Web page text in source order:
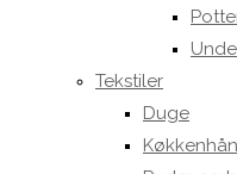
Tekstiler
Duge